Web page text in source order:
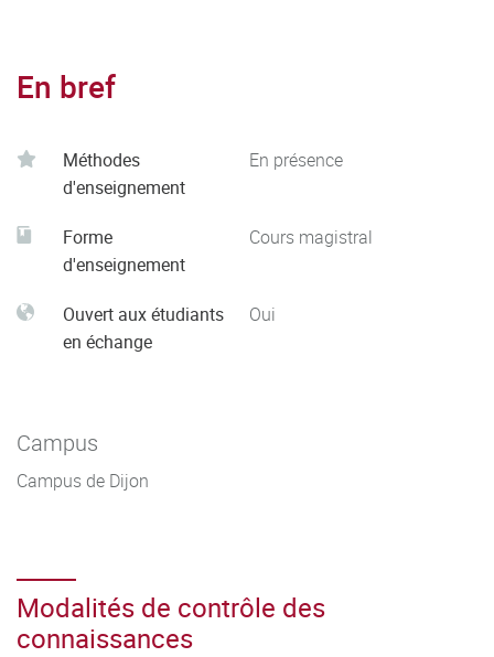
En bref
Méthodes
d'enseignement
En présence
Forme
d'enseignement
Cours magistral
Ouvert aux étudiants
en échange
Oui
Campus
Campus de Dijon
Modalités de contrôle des
connaissances